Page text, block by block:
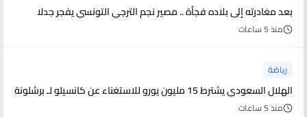
بعد مغادرته إلى بلاده فجأة .. مصير نجم الترجي التونسي يفجر جدلا
منذ 5 ساعات
رياضة
الهلال السعودي يشترط 15 مليون يورو للاستغناء عن كانسيلو لـ برشلونة
منذ 5 ساعات